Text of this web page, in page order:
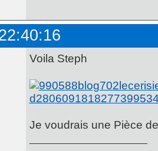
Voila Steph
Je voudrais une Pièce